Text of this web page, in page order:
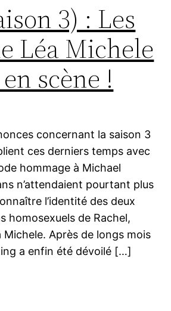
3) : Les
Léa Michele
scène !
concernant la saison 3
ces derniers temps avec
hommage à Michael
n’attendaient pourtant plus
l’identité des deux
homosexuels de Rachel,
Michele. Après de longs mois
a enfin été dévoilé […]